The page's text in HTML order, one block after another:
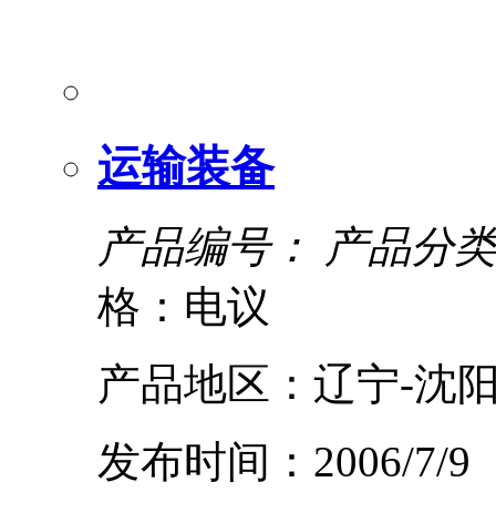
运输装备
产品编号：
产品分
格：电议
产品地区：辽宁-沈
发布时间：2006/7/9